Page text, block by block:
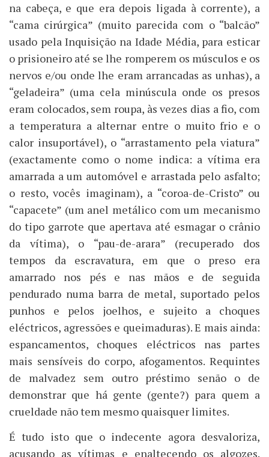
na cabeça, e que era depois ligada à corrente), a
“cama cirúrgica” (muito parecida com o “balcão”
usado pela Inquisição na Idade Média, para esticar
o prisioneiro até se lhe romperem os músculos e os
nervos e/ou onde lhe eram arrancadas as unhas), a
“geladeira” (uma cela minúscula onde os presos
eram colocados, sem roupa, às vezes dias a fio, com
a temperatura a alternar entre o muito frio e o
calor insuportável), o “arrastamento pela viatura”
(exactamente como o nome indica: a vítima era
amarrada a um automóvel e arrastada pelo asfalto;
o resto, vocês imaginam), a “coroa-de-Cristo” ou
“capacete” (um anel metálico com um mecanismo
do tipo garrote que apertava até esmagar o crânio
da vítima), o “pau-de-arara” (recuperado dos
tempos da escravatura, em que o preso era
amarrado nos pés e nas mãos e de seguida
pendurado numa barra de metal, suportado pelos
punhos e pelos joelhos, e sujeito a choques
eléctricos, agressões e queimaduras). E mais ainda:
espancamentos, choques eléctricos nas partes
mais sensíveis do corpo, afogamentos. Requintes
de malvadez sem outro préstimo senão o de
demonstrar que há gente (gente?) para quem a
crueldade não tem mesmo quaisquer limites.
É tudo isto que o indecente agora desvaloriza,
acusando as vítimas e enaltecendo os algozes.